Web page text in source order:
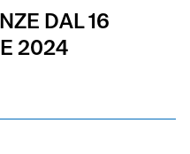
DAL 16
2024